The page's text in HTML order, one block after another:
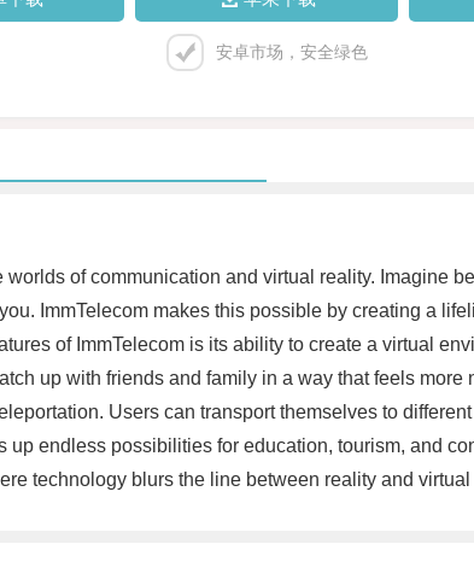
安卓市场，安全绿色
of communication and virtual reality. Imagine
ImmTelecom makes this possible by creating a
of ImmTelecom is its ability to create a virtual
up with friends and family in a way that feels
Users can transport themselves to
endless possibilities for education, tourism, and
technology blurs the line between reality and